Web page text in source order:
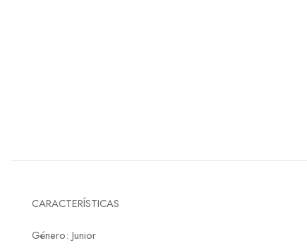
CARACTERÍSTICAS
Género: Junior